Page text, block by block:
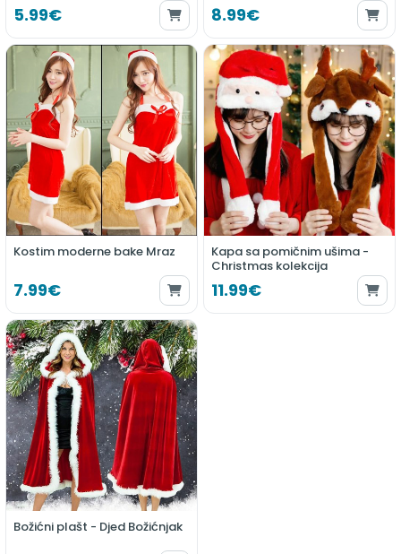
5.99€ 8.99€
Kostim moderne bake Mraz
7.99€
Kapa sa pomičnim ušima -
Christmas kolekcija
11.99€
Božićni plašt - Djed Božićnjak